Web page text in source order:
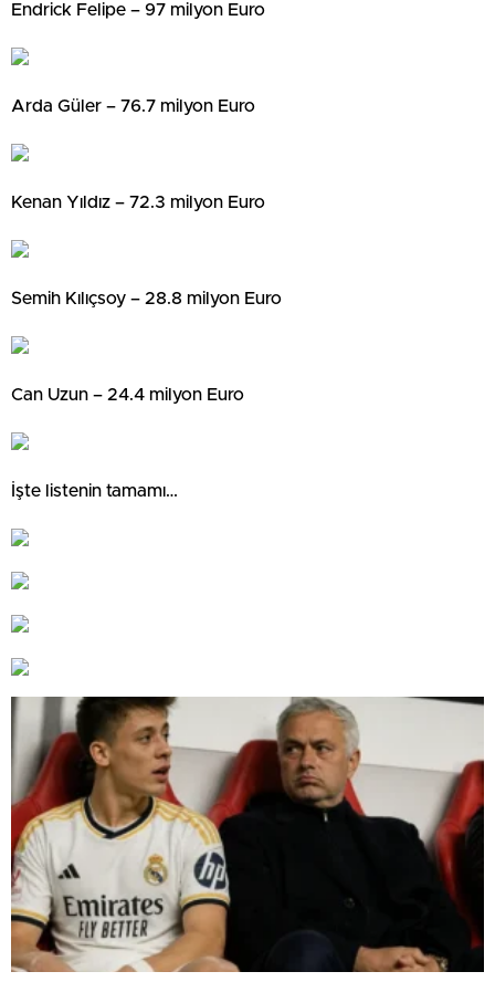
Endrick Felipe – 97 milyon Euro
Arda Güler – 76.7 milyon Euro
Kenan Yıldız – 72.3 milyon Euro
Semih Kılıçsoy – 28.8 milyon Euro
Can Uzun – 24.4 milyon Euro
İşte listenin tamamı…